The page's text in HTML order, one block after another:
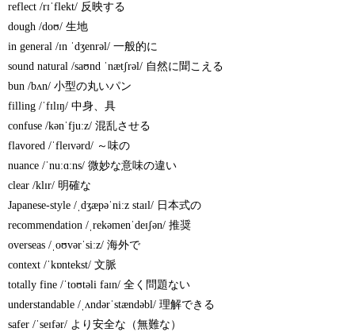
reflect /rɪˈflekt/ 反映する
dough /doʊ/ 生地
in general /ɪn ˈdʒenrəl/ 一般的に
sound natural /saʊnd ˈnætʃrəl/ 自然に聞こえる
bun /bʌn/ 小型の丸いパン
filling /ˈfɪlɪŋ/ 中身、具
confuse /kənˈfjuːz/ 混乱させる
flavored /ˈfleɪvərd/ ～味の
nuance /ˈnuːɑːns/ 微妙な意味の違い
clear /klɪr/ 明確な
Japanese-style /ˌdʒæpəˈniːz staɪl/ 日本式の
recommendation /ˌrekəmenˈdeɪʃən/ 推奨
overseas /ˌoʊvərˈsiːz/ 海外で
context /ˈkɒntekst/ 文脈
totally fine /ˈtoʊtəli faɪn/ 全く問題ない
understandable /ˌʌndərˈstændəbl/ 理解できる
safer /ˈseɪfər/ より安全な（無難な）